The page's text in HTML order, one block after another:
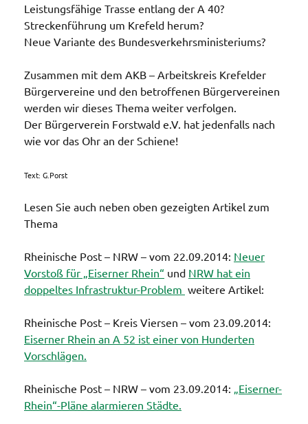
Leistungsfähige Trasse entlang der A 40?
Streckenführung um Krefeld herum?
Neue Variante des Bundesverkehrsministeriums?
Zusammen mit dem AKB – Arbeitskreis Krefelder
Bürgervereine und den betroffenen Bürgervereinen
werden wir dieses Thema weiter verfolgen.
Der Bürgerverein Forstwald e.V. hat jedenfalls nach
wie vor das Ohr an der Schiene!
Text: G.Porst
Lesen Sie auch neben oben gezeigten Artikel zum
Thema
Rheinische Post – NRW – vom 22.09.2014: Neuer
Vorstoß für „Eiserner Rhein“ und NRW hat ein
doppeltes Infrastruktur-Problem weitere Artikel:
Rheinische Post – Kreis Viersen – vom 23.09.2014:
Eiserner Rhein an A 52 ist einer von Hunderten
Vorschlägen.
Rheinische Post – NRW – vom 23.09.2014:
„Eiserner-
Rhein“-Pläne alarmieren Städte.